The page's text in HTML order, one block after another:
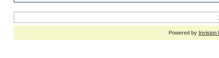
Powered by Invision